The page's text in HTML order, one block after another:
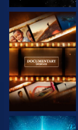
UTFORSKA
SERIEN